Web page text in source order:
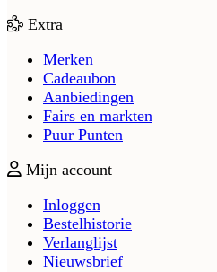
Extra
Merken
Cadeaubon
Aanbiedingen
Fairs en markten
Puur Punten
Mijn account
Inloggen
Bestelhistorie
Verlanglijst
Nieuwsbrief